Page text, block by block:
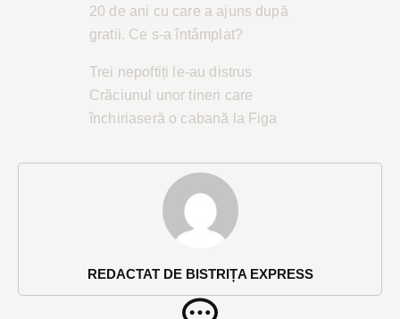
REDACTAT DE BISTRIȚA EXPRESS
20 de ani cu care a ajuns după
gratii. Ce s-a întâmplat?
Trei nepoftiți le-au distrus
Crăciunul unor tineri care
închiriaseră o cabană la Figa